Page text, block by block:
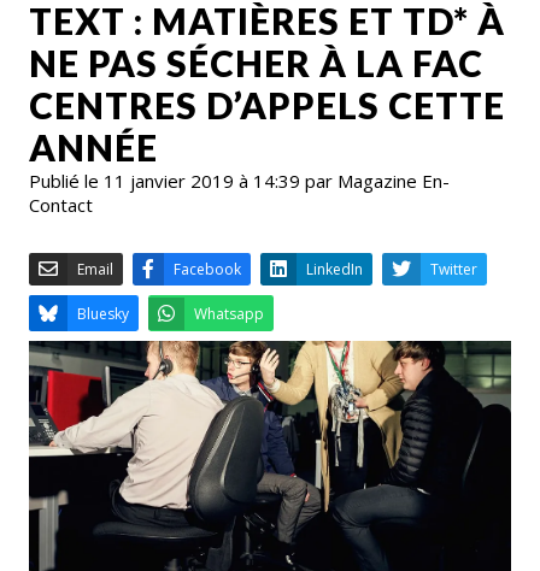
TEXT : MATIÈRES ET TD* À
NE PAS SÉCHER À LA FAC
CENTRES D’APPELS CETTE
ANNÉE
Publié le 11 janvier 2019 à 14:39 par Magazine En-
Contact
Email Facebook LinkedIn
Bluesky Whatsapp